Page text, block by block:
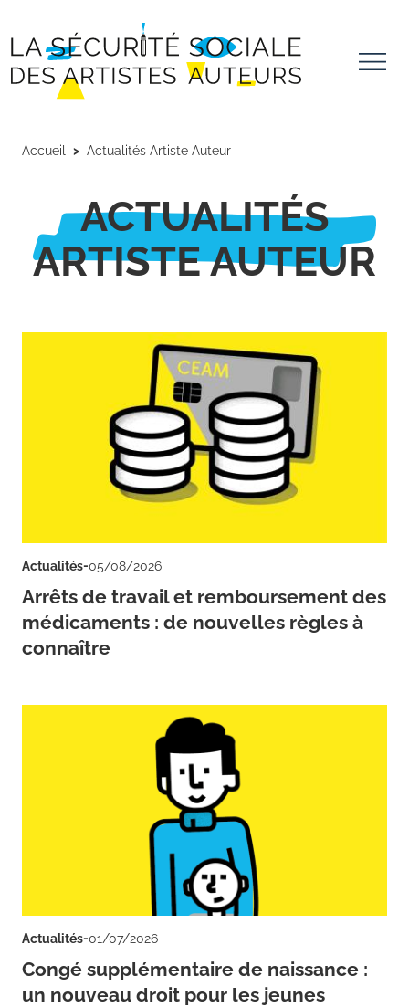
Accueil Actualités Artiste Auteur
ACTUALITÉS
ARTISTE AUTEUR
Actualités-05/08/2026
Arrêts de travail et remboursement des
médicaments : de nouvelles règles à
connaître
Actualités-01/07/2026
Congé supplémentaire de naissance :
un nouveau droit pour les jeunes